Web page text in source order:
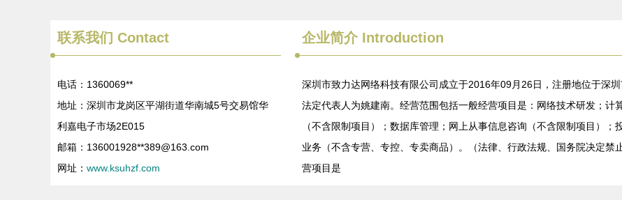
联系我们 Contact
电话：1360069**
地址：深圳市龙岗区平湖街道华南城5号交易馆华
利嘉电子市场2E015
邮箱：136001928**389@163.com
网址： www.ksuhzf.com
企业简介Introduction
深圳市致力达网络科技有限公司成立于2016年09月26日，注册地位于深
法定代表人为姚建南。经营范围包括一般经营项目是：网络技术研发；
（不含限制项目）；数据库管理；网上从事信息咨询（不含限制项目）
业务（不含专营、专控、专卖商品）。（法律、行政法规、国务院决定
营项目是